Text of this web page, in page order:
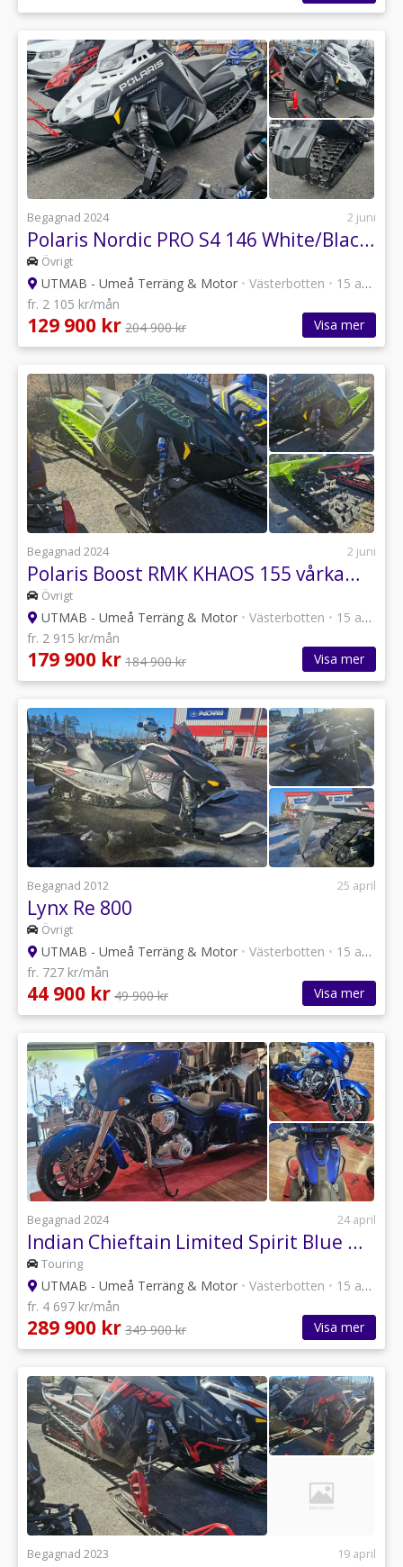
Begagnad 2024 2 juni
Polaris Nordic PRO S4 146 White/Black 7S vårkampanj
Övrigt
UTMAB - Umeå Terräng & Motor • Västerbotten • 15 annonser
fr. 2 105 kr/mån
129 900 kr 204 900 kr Visa mer
Begagnad 2024 2 juni
Polaris Boost RMK KHAOS 155 vårkampanj
Övrigt
UTMAB - Umeå Terräng & Motor • Västerbotten • 15 annonser
fr. 2 915 kr/mån
179 900 kr 184 900 kr Visa mer
Begagnad 2012 25 april
Lynx Re 800
Övrigt
UTMAB - Umeå Terräng & Motor • Västerbotten • 15 annonser
fr. 727 kr/mån
44 900 kr 49 900 kr Visa mer
Begagnad 2024 24 april
Indian Chieftain Limited Spirit Blue Met. Kampanj
Touring
UTMAB - Umeå Terräng & Motor • Västerbotten • 15 annonser
fr. 4 697 kr/mån
289 900 kr 349 900 kr Visa mer
Begagnad 2023 19 april